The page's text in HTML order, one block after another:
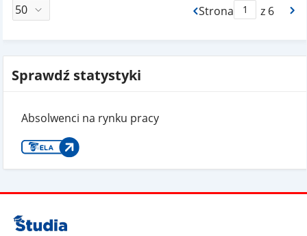
Strona
Max Stronaz 6
Sprawdź statystyki
Absolwenci na rynku pracy